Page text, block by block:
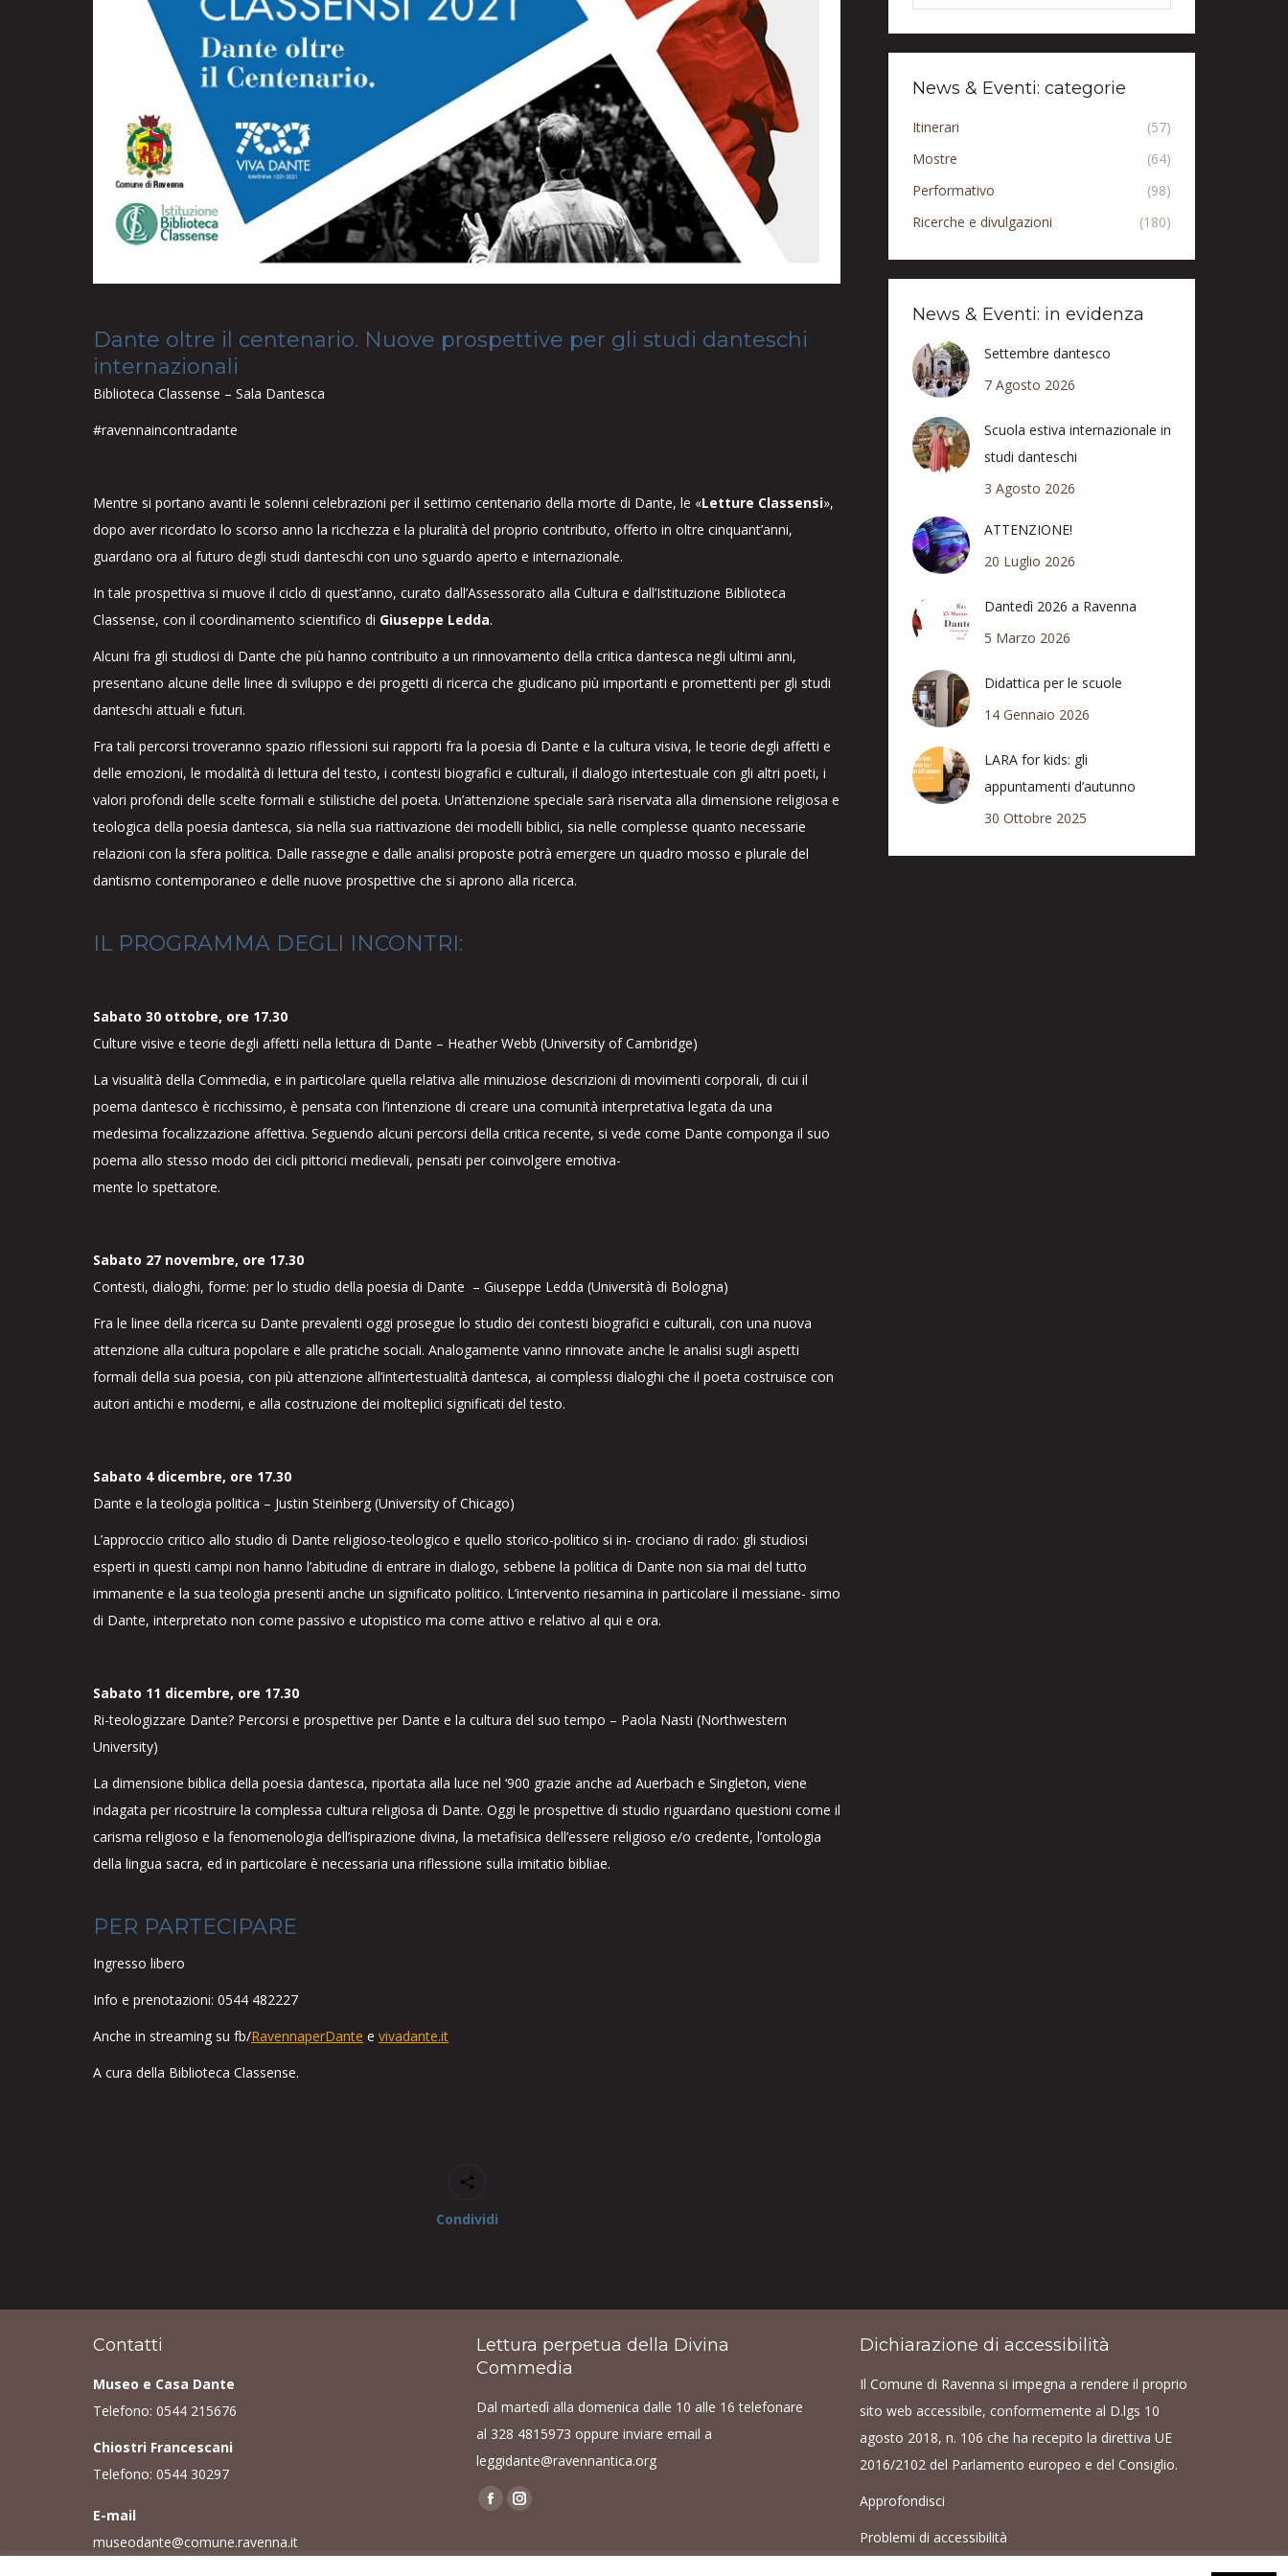
Dante oltre il centenario. Nuove prospettive per gli studi danteschi
internazionali
Biblioteca Classense – Sala Dantesca
#ravennaincontradante
Mentre si portano avanti le solenni celebrazioni per il settimo centenario della morte di Dante, le «Letture Classensi»,
dopo aver ricordato lo scorso anno la ricchezza e la pluralità del proprio contributo, offerto in oltre cinquant’anni,
guardano ora al futuro degli studi danteschi con uno sguardo aperto e internazionale.
In tale prospettiva si muove il ciclo di quest’anno, curato dall’Assessorato alla Cultura e dall’Istituzione Biblioteca
Classense, con il coordinamento scientifico di Giuseppe Ledda.
Alcuni fra gli studiosi di Dante che più hanno contribuito a un rinnovamento della critica dantesca negli ultimi anni,
presentano alcune delle linee di sviluppo e dei progetti di ricerca che giudicano più importanti e promettenti per gli studi
danteschi attuali e futuri.
Fra tali percorsi troveranno spazio riflessioni sui rapporti fra la poesia di Dante e la cultura visiva, le teorie degli affetti e
delle emozioni, le modalità di lettura del testo, i contesti biografici e culturali, il dialogo intertestuale con gli altri poeti, i
valori profondi delle scelte formali e stilistiche del poeta. Un’attenzione speciale sarà riservata alla dimensione religiosa e
teologica della poesia dantesca, sia nella sua riattivazione dei modelli biblici, sia nelle complesse quanto necessarie
relazioni con la sfera politica. Dalle rassegne e dalle analisi proposte potrà emergere un quadro mosso e plurale del
dantismo contemporaneo e delle nuove prospettive che si aprono alla ricerca.
IL PROGRAMMA DEGLI INCONTRI:
Sabato 30 ottobre, ore 17.30
Culture visive e teorie degli affetti nella lettura di Dante – Heather Webb (University of Cambridge)
La visualità della Commedia, e in particolare quella relativa alle minuziose descrizioni di movimenti corporali, di cui il
poema dantesco è ricchissimo, è pensata con l’intenzione di creare una comunità interpretativa legata da una
medesima focalizzazione affettiva. Seguendo alcuni percorsi della critica recente, si vede come Dante componga il suo
poema allo stesso modo dei cicli pittorici medievali, pensati per coinvolgere emotiva-
mente lo spettatore.
Sabato 27 novembre, ore 17.30
Contesti, dialoghi, forme: per lo studio della poesia di Dante – Giuseppe Ledda (Università di Bologna)
Fra le linee della ricerca su Dante prevalenti oggi prosegue lo studio dei contesti biografici e culturali, con una nuova
attenzione alla cultura popolare e alle pratiche sociali. Analogamente vanno rinnovate anche le analisi sugli aspetti
formali della sua poesia, con più attenzione all’intertestualità dantesca, ai complessi dialoghi che il poeta costruisce con
autori antichi e moderni, e alla costruzione dei molteplici significati del testo.
Sabato 4 dicembre, ore 17.30
Dante e la teologia politica – Justin Steinberg (University of Chicago)
L’approccio critico allo studio di Dante religioso-teologico e quello storico-politico si in- crociano di rado: gli studiosi
esperti in questi campi non hanno l’abitudine di entrare in dialogo, sebbene la politica di Dante non sia mai del tutto
immanente e la sua teologia presenti anche un significato politico. L’intervento riesamina in particolare il messiane- simo
di Dante, interpretato non come passivo e utopistico ma come attivo e relativo al qui e ora.
Sabato 11 dicembre, ore 17.30
Ri-teologizzare Dante? Percorsi e prospettive per Dante e la cultura del suo tempo – Paola Nasti (Northwestern
University)
La dimensione biblica della poesia dantesca, riportata alla luce nel ‘900 grazie anche ad Auerbach e Singleton, viene
indagata per ricostruire la complessa cultura religiosa di Dante. Oggi le prospettive di studio riguardano questioni come il
carisma religioso e la fenomenologia dell’ispirazione divina, la metafisica dell’essere religioso e/o credente, l’ontologia
della lingua sacra, ed in particolare è necessaria una riflessione sulla imitatio bibliae.
PER PARTECIPARE
Ingresso libero
Info e prenotazioni: 0544 482227
Anche in streaming su fb/RavennaperDante e vivadante.it
A cura della Biblioteca Classense.
Condividi
News & Eventi: categorie
Itinerari
(57)
Mostre
(64)
Performativo
(98)
Ricerche e divulgazioni
(180)
News & Eventi: in evidenza
Settembre dantesco
7 Agosto 2026
Scuola estiva internazionale in
studi danteschi
3 Agosto 2026
ATTENZIONE!
20 Luglio 2026
Dantedì 2026 a Ravenna
5 Marzo 2026
Didattica per le scuole
14 Gennaio 2026
LARA for kids: gli
appuntamenti d’autunno
30 Ottobre 2025
Contatti
Museo e Casa Dante
Telefono: 0544 215676
Chiostri Francescani
Telefono: 0544 30297
E-mail
museodante@comune.ravenna.it
Lettura perpetua della Divina
Commedia
Dal martedì alla domenica dalle 10 alle 16 telefonare
al 328 4815973 oppure inviare email a
leggidante@ravennantica.org
Find us on:
Facebook
opens
Instagram
opens
Dichiarazione di accessibilità
Il Comune di Ravenna si impegna a rendere il proprio
sito web accessibile, conformemente al D.lgs 10
agosto 2018, n. 106 che ha recepito la direttiva UE
2016/2102 del Parlamento europeo e del Consiglio.
Approfondisci
Problemi di accessibilità